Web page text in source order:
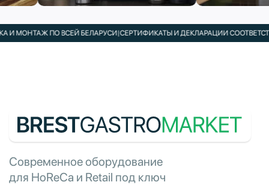
МОНТАЖ ПО ВСЕЙ БЕЛАРУСИ|СЕРТИФИКАТЫ И ДЕКЛАРАЦИИ
Современное оборудование
для HoReCa и Retail под ключ